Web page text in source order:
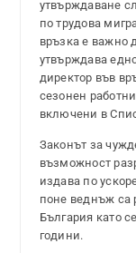
утвърждаване
по трудова
връзка е важно
утвърждава
директор във
сезонен
включени в
Законът за
възможност
издава по
поне веднъж са
България като
години.